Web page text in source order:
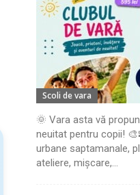
Scoli de vara
🌞 Vara asta vă
neuitat pentru copii!
urbane saptamanale,
ateliere, mișcare,...